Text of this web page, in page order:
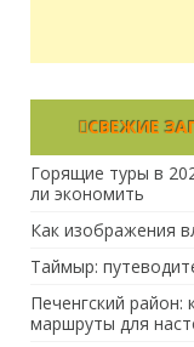
СВЕЖИЕ
Горящие туры в
ли экономить
Как изображения
Таймыр:
Печенгский
маршруты для